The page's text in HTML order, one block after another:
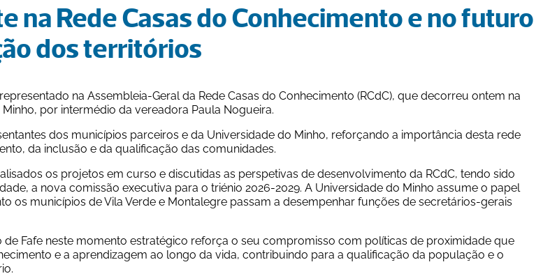
na Rede Casas do Conhecimento e no futuro
dos territórios
na Assembleia-Geral da Rede Casas do Conhecimento (RCdC), que decorreu ontem na
por intermédio da vereadora Paula Nogueira.
dos municípios parceiros e da Universidade do Minho, reforçando a importância desta rede
da inclusão e da qualificação das comunidades.
os projetos em curso e discutidas as perspetivas de desenvolvimento da RCdC, tendo sido
a nova comissão executiva para o triénio 2026-2029. A Universidade do Minho assume o papel
os municípios de Vila Verde e Montalegre passam a desempenhar funções de secretários-gerais
Fafe neste momento estratégico reforça o seu compromisso com políticas de proximidade que
e a aprendizagem ao longo da vida, contribuindo para a qualificação da população e o